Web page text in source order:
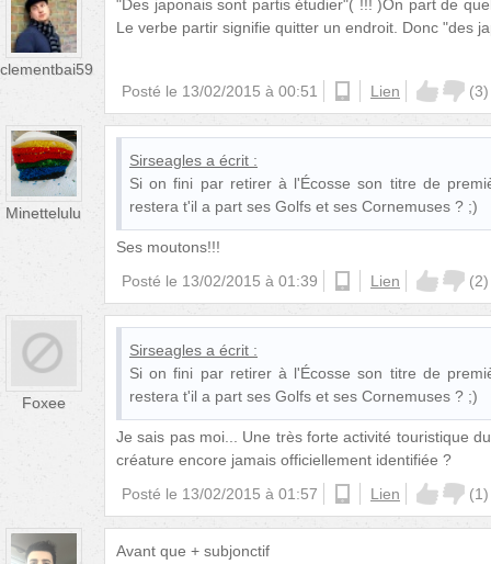
clementbai59
"Des japonais sont partis étudier"( !!! )On part de
Le verbe partir signifie quitter un endroit. Donc "des
Posté le 13/02/2015 à 00:51 Lien (3)
Minettelulu
Sirseagles a écrit :
Si on fini par retirer à l'Écosse son titre de
restera t'il a part ses Golfs et ses Cornemuses ? ;)
Ses moutons!!!
Posté le 13/02/2015 à 01:39 androidLien (2)
Foxee
Sirseagles a écrit :
Si on fini par retirer à l'Écosse son titre de
restera t'il a part ses Golfs et ses Cornemuses ? ;)
Je sais pas moi... Une très forte activité touristique
créature encore jamais officiellement identifiée ?
Posté le 13/02/2015 à 01:57 ios Lien (1)
Avant que + subjonctif